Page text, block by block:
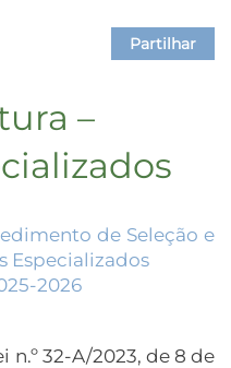
Partilhar
–
de Seleção e
Especializados
2026
n.º 32-A/2023, de 8 de